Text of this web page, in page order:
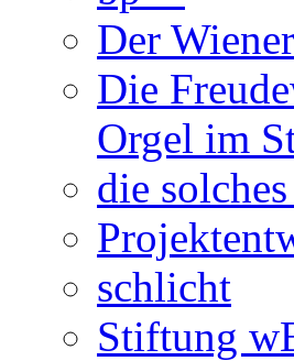
Der
Die
Orgel im
die
schlicht
Stiftung